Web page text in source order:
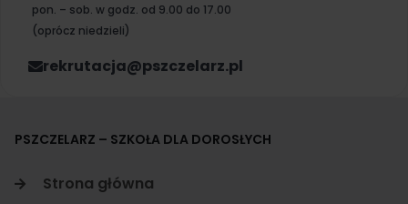
pon. – sob. w godz. od 9.00 do 17.00
(oprócz niedzieli)
rekrutacja@pszczelarz.pl
PSZCZELARZ – SZKOŁA DLA DOROSŁYCH
Strona główna